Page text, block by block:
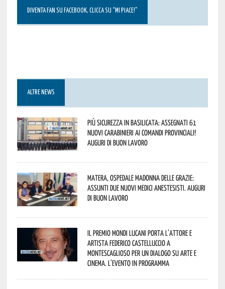
DIVENTA FAN SU FACEBOOK, CLICCA SU “MI PIACE!”
ALTRE NEWS
Più sicurezza in Basilicata: assegnati 61
nuovi Carabinieri ai Comandi provinciali!
Auguri di buon lavoro
Matera, Ospedale Madonna delle Grazie:
assunti due nuovi medici anestesisti. Auguri
di buon lavoro
Il Premio Mondi Lucani porta l’attore e
artista Federico Castelluccio a
Montescaglioso per un dialogo su arte e
cinema. L’evento in programma